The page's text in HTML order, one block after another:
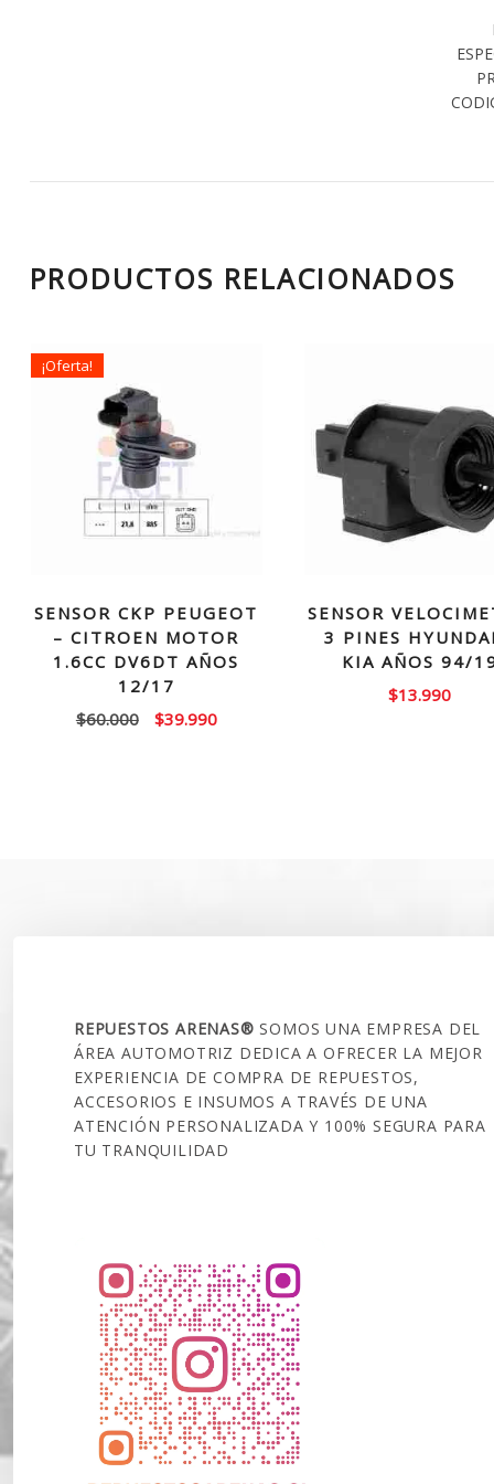
PRODUCTOS RELACIONADOS
¡Oferta!
SENSOR CKP PEUGEOT
– CITROEN MOTOR
1.6CC DV6DT AÑOS
12/17
$60.000
El
$39.990El
SENSOR
3 PINES
KIA AÑOS 94/
$13.990
REPUESTOS ARENAS®SOMOS UNA EMPRESA DEL
ÁREA AUTOMOTRIZ DEDICA A OFRECER LA MEJOR
EXPERIENCIA DE COMPRA DE REPUESTOS,
ACCESORIOS E INSUMOS A TRAVÉS DE UNA
ATENCIÓN PERSONALIZADA Y 100% SEGURA PARA
TU TRANQUILIDAD